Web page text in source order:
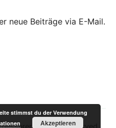
neue Beiträge via E-Mail.
stimmst du der Verwendung
Akzeptieren